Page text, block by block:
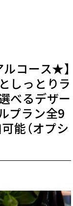
ルコース★】
しっとりラ
べるデザー
プラン全9
能（オプシ